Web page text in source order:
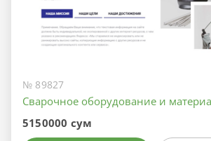
№ 89827
Сварочное оборудование и
5150000 сум